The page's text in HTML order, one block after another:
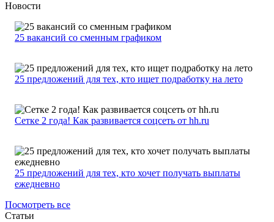
Новости
25 вакансий со сменным графиком
25 предложений для тех, кто ищет подработку на лето
Сетке 2 года! Как развивается соцсеть от hh.ru
25 предложений для тех, кто хочет получать выплаты
ежедневно
Посмотреть все
Статьи